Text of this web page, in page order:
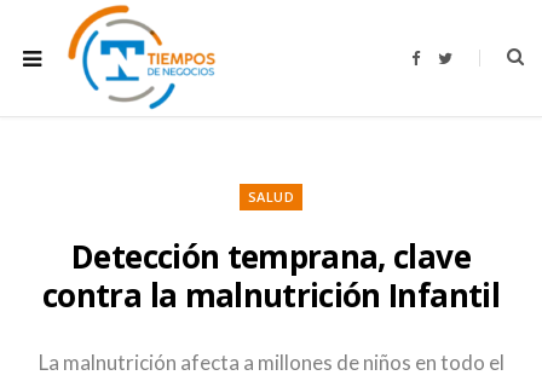
F
b
T
t
SALUD
Detección temprana, clave
contra la malnutrición Infantil
La malnutrición afecta a millones de niños en todo el